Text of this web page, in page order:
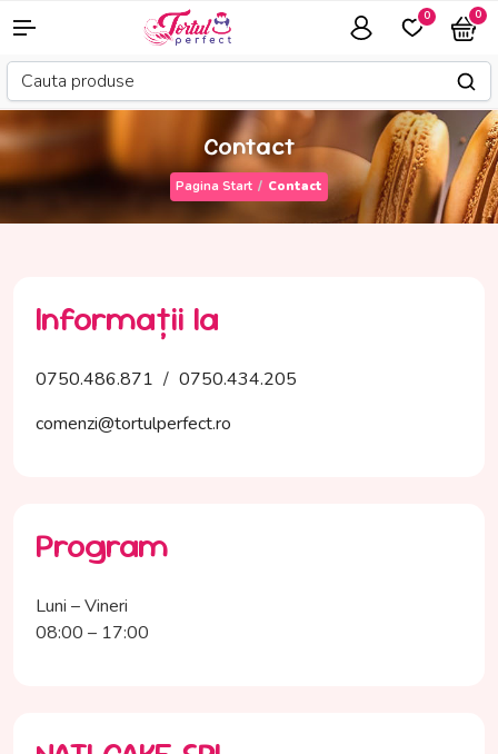
0 0
Contact
Pagina Start Contact
Informații la
0750.486.871 / 0750.434.205
comenzi@tortulperfect.ro
Program
Luni – Vineri
08:00 – 17:00